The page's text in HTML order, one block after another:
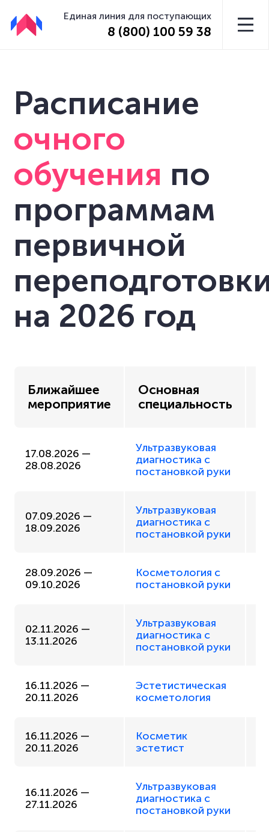
Единая линия для поступающих
8 (800) 100 59 38
Расписание
очного
обучения по
программам
первичной
на 2026 год
Ближайшее
мероприятие
Основная
специальность
17.08.2026 —
28.08.2026
Ультразвуковая
диагностика с
постановкой руки
07.09.2026 —
18.09.2026
Ультразвуковая
диагностика с
постановкой руки
28.09.2026 —
09.10.2026
Косметология с
постановкой руки
02.11.2026 —
13.11.2026
Ультразвуковая
диагностика с
постановкой руки
16.11.2026 —
20.11.2026
Эстетистическая
косметология
16.11.2026 —
20.11.2026
Косметик
эстетист
16.11.2026 —
27.11.2026
Ультразвуковая
диагностика с
постановкой руки